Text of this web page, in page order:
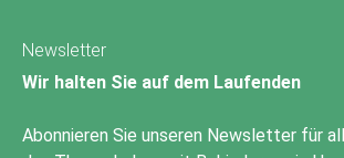
Newsletter
Wir halten Sie auf dem Laufenden
Abonnieren Sie unseren Newsletter für